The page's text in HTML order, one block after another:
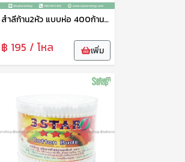
สำลีก้าน2หัว แบบห่อ 400ก้าน Haru
฿ 195 / โหล เพิ่ม